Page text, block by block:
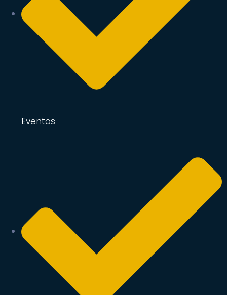
Eventos